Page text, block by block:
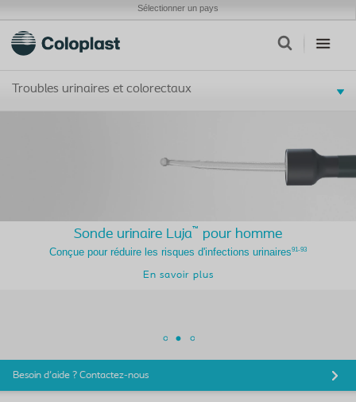
Sélectionner un pays
Troubles urinaires et colorectaux
Sonde urinaire Luja™ pour homme
Conçue pour réduire les risques d'infections urinaires91-93
En savoir plus
Besoin d'aide ? Contactez-nous